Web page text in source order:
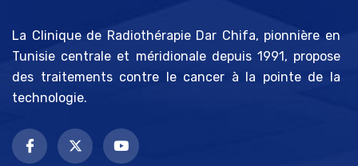
La Clinique de Radiothérapie Dar Chifa, pionnière en
Tunisie centrale et méridionale depuis 1991, propose
des traitements contre le cancer à la pointe de la
technologie.